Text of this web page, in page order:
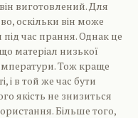
він виготовлений. Для
оскільки він може
час прання. Однак це
матеріал низької
Тож краще
і в той же час бути
якість не знизиться
Більше того,